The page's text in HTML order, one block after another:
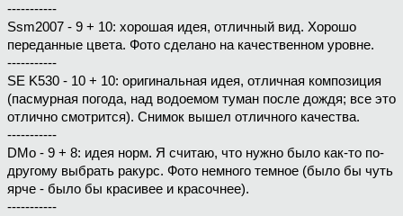
-----------
Ssm2007 - 9 + 10: хорошая идея, отличный вид. Хорошо
переданные цвета. Фото сделано на качественном уровне.
-----------
SE K530 - 10 + 10: оригинальная идея, отличная композиция
(пасмурная погода, над водоемом туман после дождя; все это
отлично смотрится). Снимок вышел отличного качества.
-----------
DMo - 9 + 8: идея норм. Я считаю, что нужно было как-то по-
другому выбрать ракурс. Фото немного темное (было бы чуть
ярче - было бы красивее и красочнее).
-----------